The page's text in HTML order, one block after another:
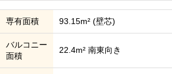
専有面積 93.15m² (壁芯)
バルコニー
面積
22.4m² 南東向き